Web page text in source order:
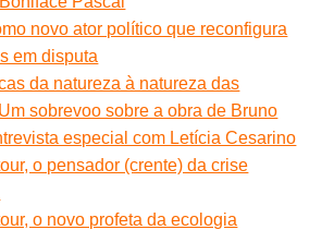
novo ator político que reconfigura
em disputa
da natureza à natureza das
sobrevoo sobre a obra de Bruno
especial com Letícia Cesarino
o pensador (crente) da crise
o novo profeta da ecologia